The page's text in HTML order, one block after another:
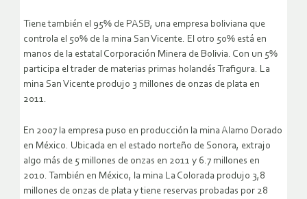
Tiene también el 95% de PASB, una empresa boliviana que
controla el 50% de la mina San Vicente. El otro 50% está en
manos de la estatal Corporación Minera de Bolivia. Con un 5%
participa el trader de materias primas holandés Trafigura. La
mina San Vicente produjo 3 millones de onzas de plata en
2011.
En 2007 la empresa puso en producción la mina Alamo Dorado
en México. Ubicada en el estado norteño de Sonora, extrajo
algo más de 5 millones de onzas en 2011 y 6.7 millones en
2010. También en México, la mina La Colorada produjo 3,8
millones de onzas de plata y tiene reservas probadas por 28